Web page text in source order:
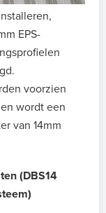
EPS-
voorzien
wordt een
van 14mm
(DBS14